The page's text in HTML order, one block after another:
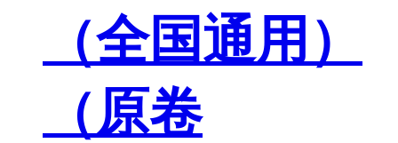
（全国通用）
（原卷